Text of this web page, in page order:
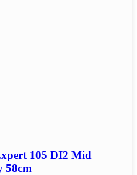
105 DI2 Mid
58cm